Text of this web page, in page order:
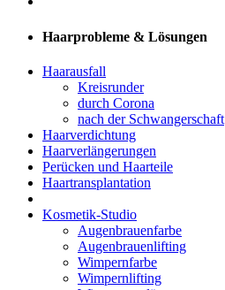
Haarprobleme & Lösungen
Haarausfall
Kreisrunder
durch Corona
nach der Schwangerschaft
Haarverdichtung
Haarverlängerungen
Perücken und Haarteile
Haartransplantation
Kosmetik-Studio
Augenbrauenfarbe
Augenbrauenlifting
Wimpernfarbe
Wimpernlifting